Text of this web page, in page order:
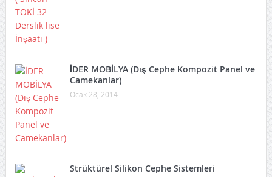
İDER MOBİLYA (Dış Cephe Kompozit Panel ve
Camekanlar)
Ocak 28, 2014
Strüktürel Silikon Cephe Sistemleri